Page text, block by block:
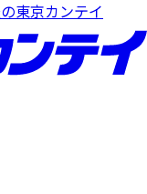
東京カンテイ